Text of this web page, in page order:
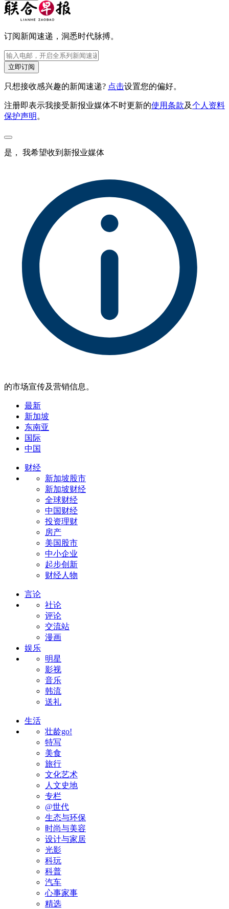
订阅新闻速递，洞悉时代脉搏。
立即订阅
只想接收感兴趣的新闻速递? 点击设置您的偏好。
注册即表示我接受新报业媒体不时更新的使用条款及个人资料
保护声明 。
是， 我希望收到新报业媒体
的市场宣传及营销信息。
最新
新加坡
东南亚
国际
中国
财经
新加坡股市
新加坡财经
全球财经
中国财经
投资理财
房产
美国股市
中小企业
起步创新
财经人物
言论
社论
评论
交流站
漫画
娱乐
明星
影视
音乐
韩流
送礼
生活
壮龄go!
特写
美食
旅行
文化艺术
人文史地
专栏
@世代
生态与环保
时尚与美容
设计与家居
光影
科玩
科普
汽车
心事家事
精选